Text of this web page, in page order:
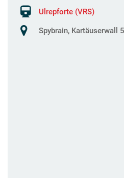
Ulrepforte (VRS)
Spybrain, Kartäuserwall